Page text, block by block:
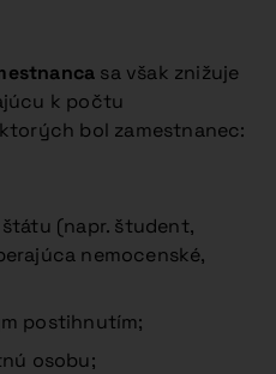
sa však znižuje
k počtu
bol zamestnanec:
(napr. študent,
nemocenské,
postihnutím;
osobu;